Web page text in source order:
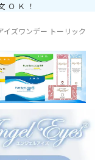
ＯＫ！
イズワンデー トーリック